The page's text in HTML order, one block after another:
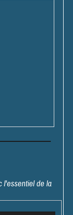
l'essentiel de la